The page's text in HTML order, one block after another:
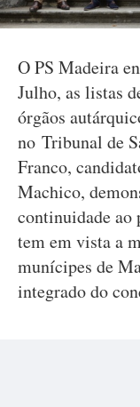
O PS Madeira
Julho, as listas
órgãos
no Tribunal de
Franco,
Machico,
continuidade ao
tem em vista a
munícipes de
integrado do